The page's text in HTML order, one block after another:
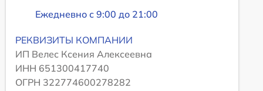
Ежедневно с 9:00 до 21:00
РЕКВИЗИТЫ КОМПАНИИ
ИП Велес Ксения Алексеевна
ИНН 651300417740
ОГРН 322774600278282